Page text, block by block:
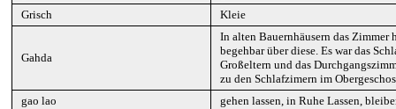
Grisch
Kleie
Gahda
In alten Bauernhäusern das Zimmer
begehbar über diese. Es war das
Großeltern und das
zu den Schlafzimern im
gao lao
gehen lassen, in Ruhe Lassen,